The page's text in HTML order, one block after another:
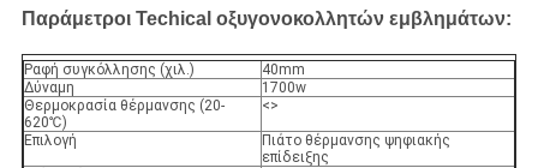
Παράμετροι Techical οξυγονοκολλητών εμβλημάτων:
Ραφή συγκόλλησης (χιλ.)
40mm
Δύναμη
1700w
Θερμοκρασία θέρμανσης (20-
620℃)
<>
Επιλογή
Πιάτο θέρμανσης ψηφιακής
επίδειξης